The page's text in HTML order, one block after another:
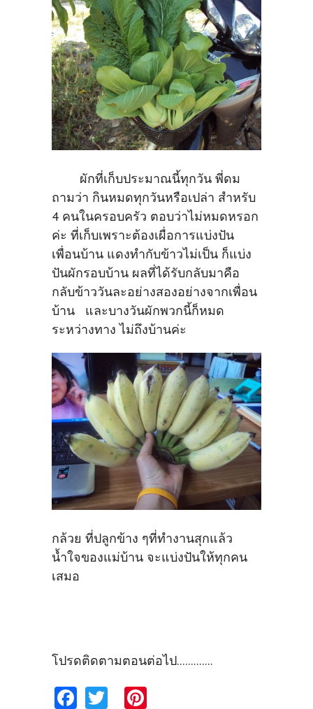
ผักที่เก็บประมาณนี้ทุกวัน พี่ดม
ถามว่า กินหมดทุกวันหรือเปล่า สำหรับ
4 คนในครอบครัว ตอบว่าไม่หมดหรอก
ค่ะ ที่เก็บเพราะต้องเผื่อการแบ่งปัน
เพื่อนบ้าน แดงทำกับข้าวไม่เป็น ก็แบ่ง
ปันผักรอบบ้าน ผลที่ได้รับกลับมาคือ
กลับข้าววันละอย่างสองอย่างจากเพื่อน
บ้าน และบางวันผักพวกนี้ก็หมด
ระหว่างทาง ไม่ถึงบ้านค่ะ
กล้วย ที่ปลูกข้าง ๆที่ทำงานสุกแล้ว
น้ำใจของแม่บ้าน จะแบ่งปันให้ทุกคน
เสมอ
โปรดติดตามตอนต่อไป.............
Fa